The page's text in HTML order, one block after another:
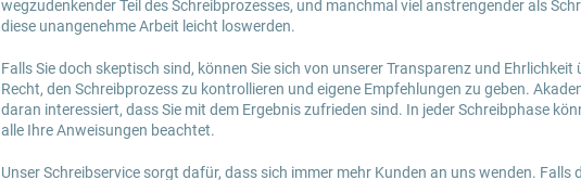
wegzudenkender Teil des Schreibprozesses, und manchmal viel anstrengender als
diese unangenehme Arbeit leicht loswerden.
Falls Sie doch skeptisch sind, können Sie sich von unserer Transparenz und Ehrlichkeit
Recht, den Schreibprozess zu kontrollieren und eigene Empfehlungen zu geben.
daran interessiert, dass Sie mit dem Ergebnis zufrieden sind. In jeder Schreibphase
alle Ihre Anweisungen beachtet.
Unser Schreibservice sorgt dafür, dass sich immer mehr Kunden an uns wenden. Falls